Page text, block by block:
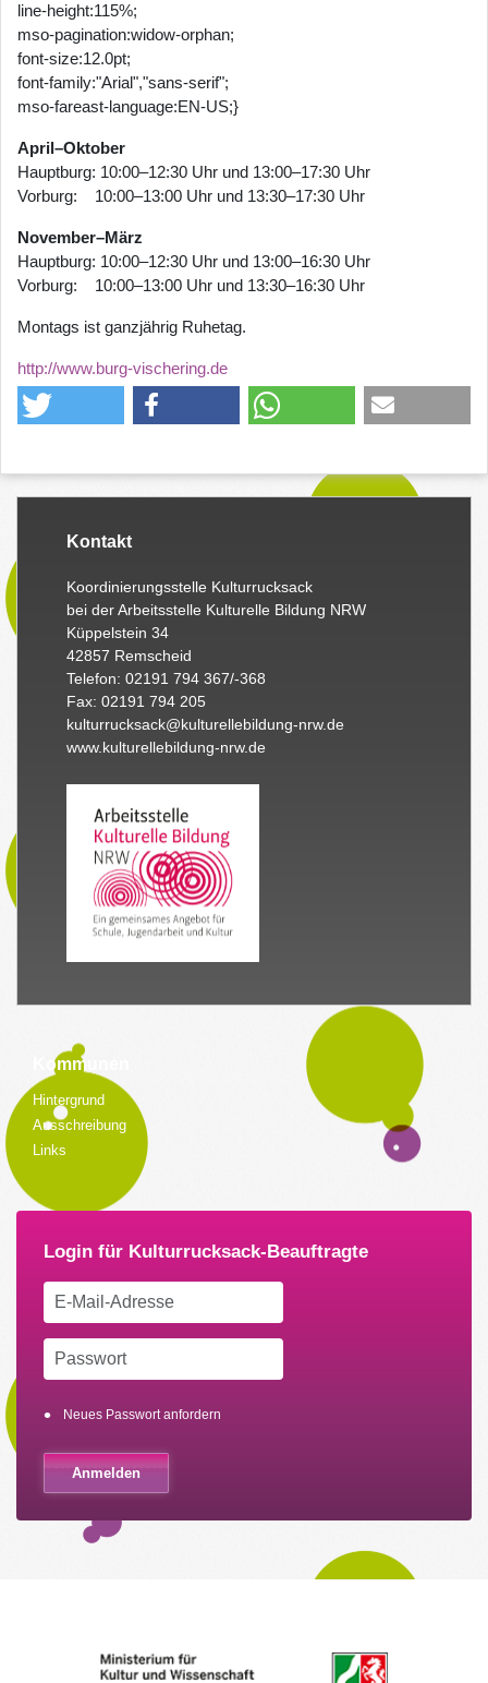
line-height:115%;
mso-pagination:widow-orphan;
font-size:12.0pt;
font-family:"Arial","sans-serif";
mso-fareast-language:EN-US;}
April–Oktober
Hauptburg: 10:00–12:30 Uhr und 13:00–17:30 Uhr
Vorburg: 10:00–13:00 Uhr und 13:30–17:30 Uhr
November–März
Hauptburg: 10:00–12:30 Uhr und 13:00–16:30 Uhr
Vorburg: 10:00–13:00 Uhr und 13:30–16:30 Uhr
Montags ist ganzjährig Ruhetag.
http://www.burg-vischering.de
Kontakt
Koordinierungsstelle Kulturrucksack
bei der Arbeitsstelle Kulturelle Bildung NRW
Küppelstein 34
42857 Remscheid
Telefon: 02191 794 367/-368
Fax: 02191 794 205
kulturrucksack@kulturellebildung-nrw.de
www.kulturellebildung-nrw.de
Kommunen
Hintergrund
Ausschreibung
Links
Neues Passwort anfordern